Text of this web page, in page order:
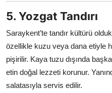
5. Yozgat Tandırı
Saraykent’te tandır kültürü
özellikle kuzu veya dana etiyle
pişirilir. Kaya tuzu dışında
etin doğal lezzeti korunur.
salatasıyla servis edilir.